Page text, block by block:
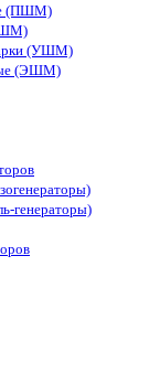
(ПШМ)
(УШМ)
(ЭШМ)
генераторы)